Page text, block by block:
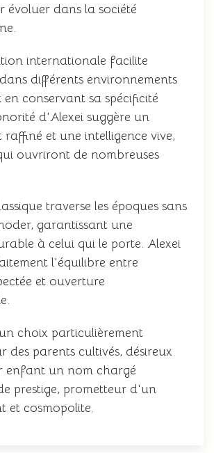
évoluer dans la société
internationale facilite
différents environnements
conservant sa spécificité
d'Alexei suggère un
raffiné et une intelligence vive,
ouvriront de nombreuses
traverse les époques sans
garantissant une
à celui qui le porte. Alexei
l'équilibre entre
et ouverture
choix particulièrement
des parents cultivés, désireux
enfant un nom chargé
prestige, prometteur d'un
et cosmopolite.